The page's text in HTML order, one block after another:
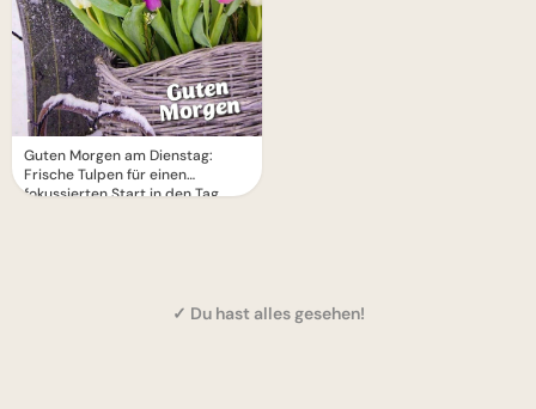
Guten Morgen am Dienstag:
Frische Tulpen für einen
fokussierten Start in den Tag
✓ Du hast alles gesehen!